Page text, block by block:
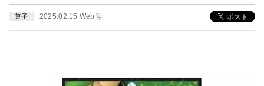
菓子 2025.02.15 Web号